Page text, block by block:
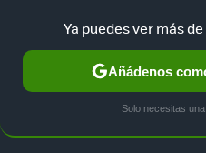
Ya puedes ver más
Añádenos
Solo necesitas